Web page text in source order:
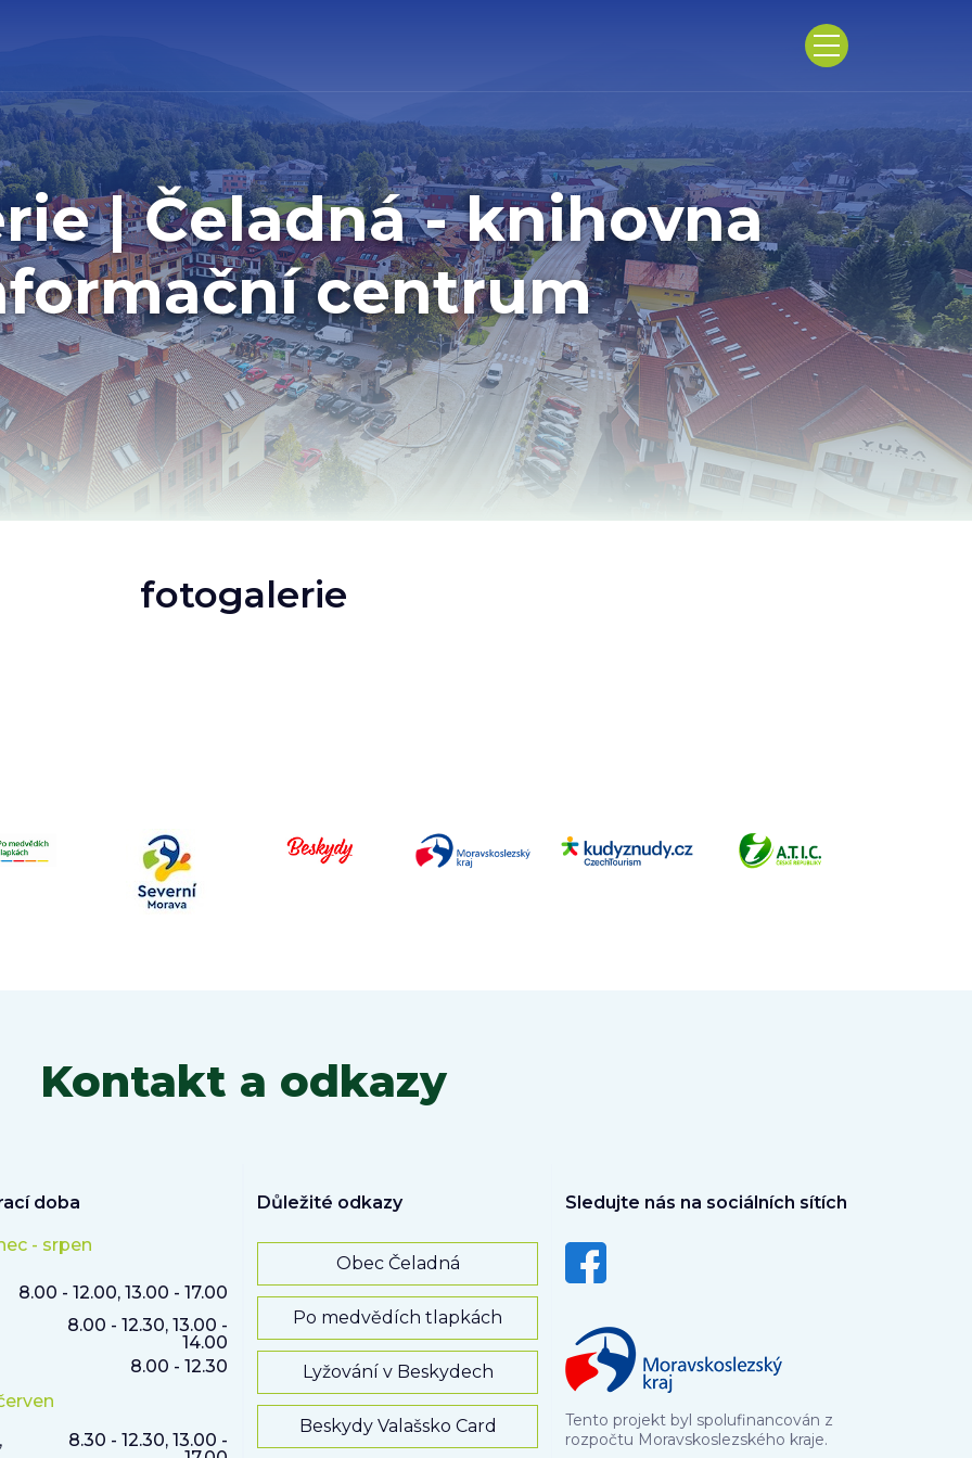
| Čeladná - knihovna
centrum
fotogalerie
Kontakt a odkazy
doba
- srpen
8.00 - 12.00, 13.00 - 17.00
8.00 - 12.30, 13.00 -
14.00
8.00 - 12.30
8.30 - 12.30, 13.00 -
Důležité odkazy
Obec Čeladná
Po medvědích tlapkách
Lyžování v Beskydech
Beskydy Valašsko Card
Sledujte nás na sociálních sítích
Tento projekt byl spolufinancován z
rozpočtu Moravskoslezského kraje.